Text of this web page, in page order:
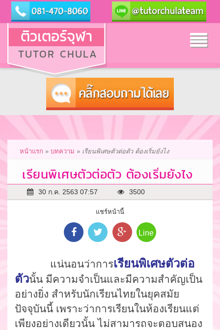
ติวเตอร์จุฬา
TUTOR CHULA
หน้าแรก » บทความ » เรียนพิเศษตัวต่อตัว ต้องเริ่มยังไง
เรียนพิเศษตัวต่อตัว ต้องเริ่มยังไง
30 ก.ค. 2563 07:57 3500
แชร์หน้านี้
Line
แน่นอนว่าการเรียนพิเศษตัวต่อ
ตัวนั้น มีความจำเป็นและมีความสำคัญเป็น
อย่างยิ่ง สำหรับนักเรียนไทยในยุคสมัย
ปัจจุบันนี้ เพราะว่าการเรียนในห้องเรียนแต่
เพียงอย่างเดียวนั้น ไม่สามารถจะตอบสนอง